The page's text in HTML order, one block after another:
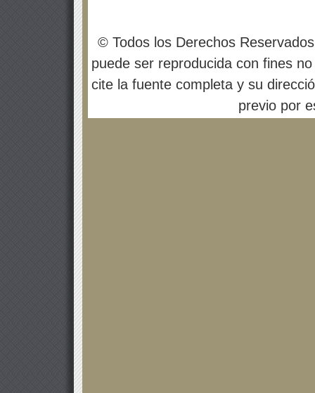
© Todos los Derechos
puede ser reproducida con fines
cite la fuente completa y su
previo por